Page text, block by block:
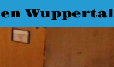
Wuppertal